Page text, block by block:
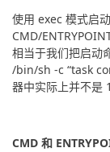
使用 exec 模式启
CMD/
相当于我们把启动
/bin/sh -c “task
器中实际上并不是
CMD 和